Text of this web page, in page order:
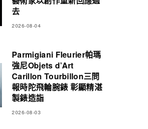
去
2026-08-04
Parmigiani Fleurier帕瑪
強尼Objets d’Art
Carillon Tourbillon三問
報時陀飛輪腕錶 彰顯精湛
製錶造詣
2026-08-03